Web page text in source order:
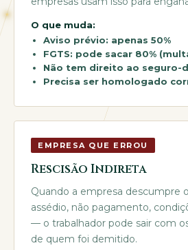
O que muda:
Aviso prévio: apenas 50%
FGTS: pode sacar 80%
Não tem direito ao seguro-
Precisa ser homologado
EMPRESA QUE ERROU
Rescisão Indireta
Quando a empresa descumpre
assédio, não pagamento,
— o trabalhador pode sair com
de quem foi demitido.